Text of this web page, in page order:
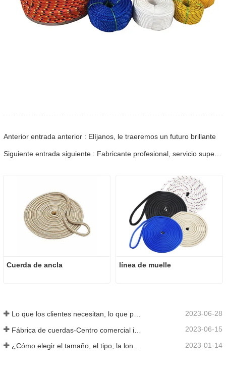
Anterior entrada anterior : Elíjanos, le traeremos un futuro brillante
Cuerda de ancla línea de muelle
Lo que los clientes necesitan, lo que proporcionamos-Tai an Rope Ltd 2023-06-28
2023-06-15
2023-01-14